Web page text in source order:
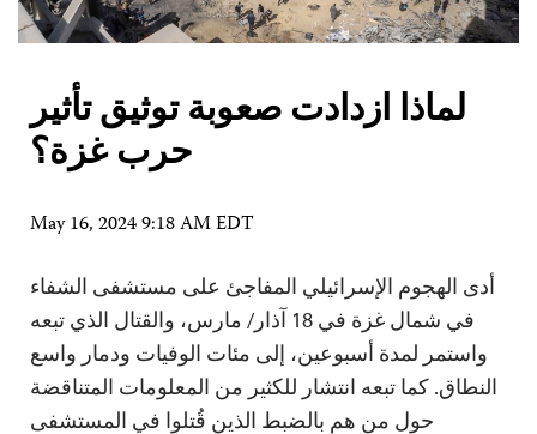
لماذا ازدادت صعوبة توثيق تأثير
حرب غزة؟
May 16, 2024 9:18 AM EDT
أدى الهجوم الإسرائيلي المفاجئ على مستشفى الشفاء
في شمال غزة في 18 آذار/ مارس، والقتال الذي تبعه
واستمر لمدة أسبوعين، إلى مئات الوفيات ودمار واسع
النطاق. كما تبعه انتشار للكثير من المعلومات المتناقضة
حول من هم بالضبط الذين قُتلوا في المستشفى